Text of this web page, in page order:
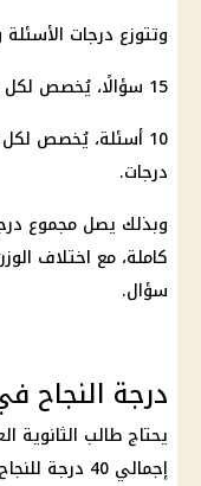
وتتوزع درجات
15 سؤالًا، يُخصص لكل سؤال منها درجتان، بإجمالي 30 درجة.
درجات.
كاملة، مع اختلاف
سؤال.
درجة النجاح
إجمالي 40 درجة للنجاح في مادة التربية الدينية.